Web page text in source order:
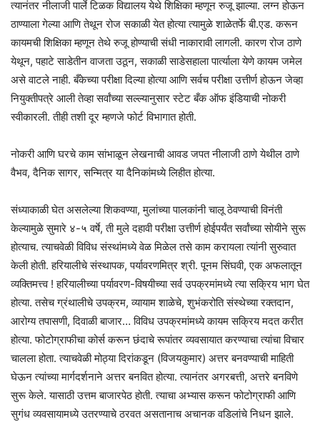
त्यानंतर नीलाजी पार्ले टिळक विद्यालय येथे शिक्षिका म्हणून रुजू झाल्या. लग्न होऊन
ठाण्याला गेल्या आणि तेथून रोज सकाळी येत होत्या त्यामुळे शाळेतर्फे बी.एड. करून
कायमची शिक्षिका म्हणून तेथे रुजू होण्याची संधी नाकारावी लागली. कारण रोज ठाणे
येथून, पहाटे साडेतीन वाजता उठून, सकाळी साडेसहाला पार्त्याला येणे कायम जमेल
असे वाटले नाही. बँकेच्या परीक्षा दिल्या होत्या आणि सर्वच परीक्षा उत्तीर्ण होऊन जेव्हा
नियुक्तीपत्रे आली तेव्हा सर्वांच्या सल्ल्यानुसार स्टेट बँक ऑफ इंडियाची नोकरी
स्वीकारली. तीही तशी दूर म्हणजे फोर्ट विभागात होती.
नोकरी आणि घरचे काम सांभाळून लेखनाची आवड जपत नीलाजी ठाणे येथील ठाणे
वैभव, दैनिक सागर, सन्मित्र या दैनिकांमध्ये लिहीत होत्या.
संध्याकाळी घेत असलेल्या शिकवण्या, मुलांच्या पालकांनी चालू ठेवण्याची विनंती
केल्यामुळे सुमारे ४-५ वर्षे, ती मुले दहावी परीक्षा उत्तीर्ण होईपर्यंत सर्वांच्या सोयीने सुरू
होत्याच. त्याचवेळी विविध संस्थांमध्ये वेळ मिळेल तसे काम करायला त्यांनी सुरुवात
केली होती. हरियालीचे संस्थापक, पर्यावरणमित्र श्री. पूनम सिंघवी, एक अफलातून
व्यक्तिमत्त्व ! हरियालीच्या पर्यावरण-विषयीच्या सर्व उपक्रमांमध्ये त्या सक्रिय भाग घेत
होत्या. तसेच ग्रंथालीचे उपक्रम, व्यायाम शाळेचे, शुभंकरोति संस्थेच्या रक्तदान,
आरोग्य तपासणी, दिवाळी बाजार… विविध उपक्रमांमध्ये कायम सक्रिय मदत करीत
होत्या. फोटोग्राफीचा कोर्स करून छंदाचे रूपांतर व्यवसायात करण्याचा त्यांचा विचार
चालला होता. त्याचवेळी मोठ्या दिरांकडून (विजयकुमार) अत्तर बनवण्याची माहिती
घेऊन त्यांच्या मार्गदर्शनाने अत्तर बनवित होत्या. त्यानंतर अगरबत्ती, अत्तरे बनविणे
सुरू केले. यासाठी उत्तम बाजारपेठ होती. त्याचा अभ्यास करून फोटोग्राफी आणि
सुगंध व्यवसायामध्ये उतरण्याचे ठरवत असतानाच अचानक वडिलांचे निधन झाले.